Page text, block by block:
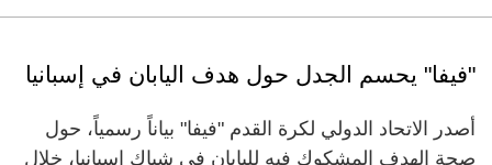
"فيفا" يحسم الجدل حول هدف اليابان في إسبانيا
أصدر الاتحاد الدولي لكرة القدم "فيفا" بياناً رسمياً، حول
صحة الهدف المشكوك فيه لليابان في شباك إسبانيا، خلال